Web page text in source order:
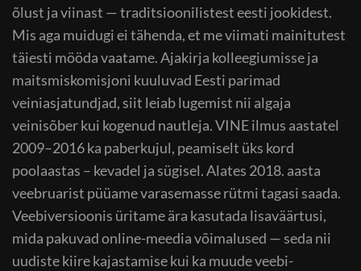
õlust ja viinast — traditsioonilistest eesti jookidest.
Mis aga muidugi ei tähenda, et me viimati mainitutest
täiesti mööda vaatame. Ajakirja kolleegiumisse ja
maitsmiskomisjoni kuuluvad Eesti parimad
veiniasjatundjad, siit leiab lugemist nii algaja
veinisõber kui kogenud nautleja. VINE ilmus aastatel
2009–2016 ka paberkujul, peamiselt üks kord
poolaastas – kevadel ja sügisel. Alates 2018. aasta
veebruarist püüame varasemasse rütmi tagasi saada.
Veebiversioonis üritame ära kasutada lisaväärtusi,
mida pakuvad online-meedia võimalused — seda nii
uudiste kiire kajastamise kui ka muude veebi-